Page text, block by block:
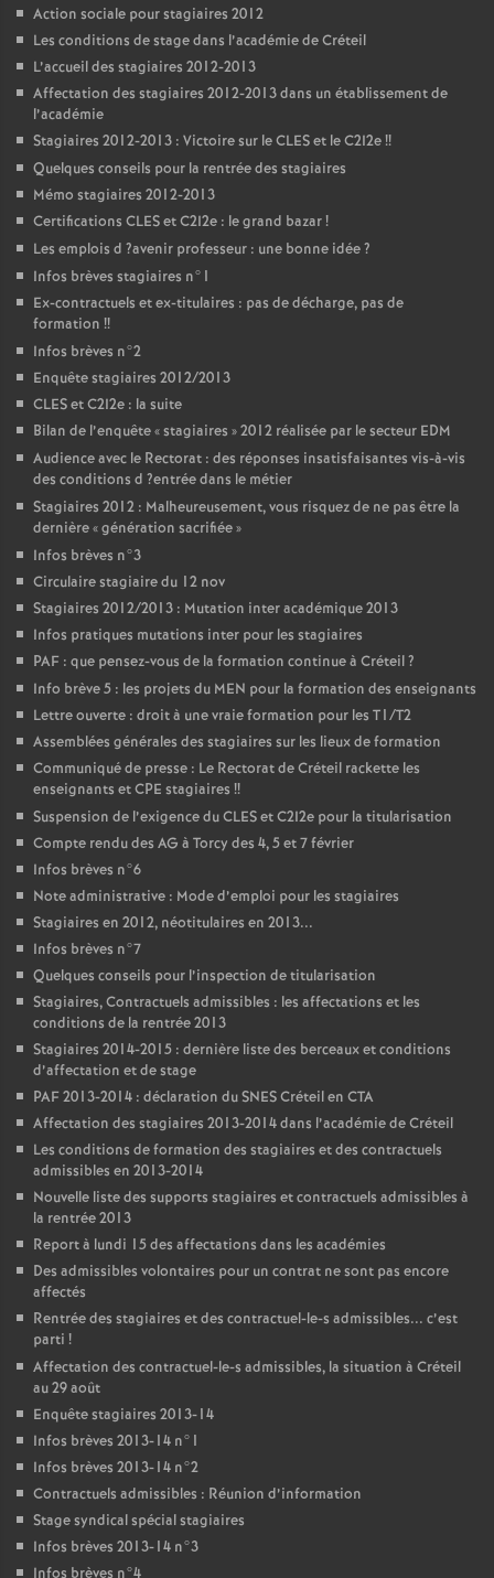
Action sociale pour stagiaires 2012
Les conditions de stage dans l’académie de Créteil
L’accueil des stagiaires 2012-2013
Affectation des stagiaires 2012-2013 dans un établissement de
l’académie
Stagiaires 2012-2013 : Victoire sur leCLESet le C2I2e!!
Quelques conseils pour la rentrée des stagiaires
Mémo stagiaires 2012-2013
Certifications CLESet C2I2e : le grand bazar!
Les emplois d ?avenir professeur : une bonne idée?
Infos brèves stagiaires n°1
Ex-contractuels et ex-titulaires : pas de décharge, pas de
formation !!
Infos brèves n°2
Enquête stagiaires 2012/2013
CLESet C2I2e : la suite
Bilan de l’enquête «stagiaires » 2012 réalisée par le secteur EDM
Audience avec le Rectorat : des réponses insatisfaisantes vis-à-vis
des conditions d ?entrée dans le métier
Stagiaires 2012 : Malheureusement, vous risquez de ne pas être la
dernière «génération sacrifiée»
Infos brèves n°3
Circulaire stagiaire du 12 nov
Stagiaires 2012/2013 : Mutation inter académique 2013
Infos pratiques mutations inter pour les stagiaires
PAF : que pensez-vous de la formation continue à Créteil?
Info brève 5 : les projets du MEN pour la formation des enseignants
Lettre ouverte : droit à une vraie formation pour les T1/T2
Assemblées générales des stagiaires sur les lieux de formation
Communiqué de presse : Le Rectorat de Créteil rackette les
enseignants etCPE stagiaires !!
Suspension de l’exigence duCLESet C2I2e pour la titularisation
Compte rendu des AG à Torcy des 4, 5 et 7 février
Infos brèves n°6
Note administrative : Mode d’emploi pour les stagiaires
Stagiaires en 2012, néotitulaires en 2013...
Infos brèves n°7
Quelques conseils pour l’inspection de titularisation
Stagiaires, Contractuels admissibles : les affectations et les
conditions de la rentrée 2013
Stagiaires 2014-2015 : dernière liste des berceaux et conditions
d’affectation et de stage
PAF2013-2014 : déclaration duSNESCréteil en CTA
Affectation des stagiaires 2013-2014 dans l’académie de Créteil
Les conditions de formation des stagiaires et des contractuels
admissibles en 2013-2014
Nouvelle liste des supports stagiaires et contractuels admissibles à
la rentrée 2013
Report à lundi 15 des affectations dans les académies
Des admissibles volontaires pour un contrat ne sont pas encore
affectés
Rentrée des stagiaires et des contractuel-le-s admissibles... c’est
parti !
Affectation des contractuel-le-s admissibles, la situation à Créteil
au 29 août
Enquête stagiaires 2013-14
Infos brèves 2013-14 n°1
Infos brèves 2013-14 n°2
Contractuels admissibles : Réunion d’information
Stage syndical spécial stagiaires
Infos brèves 2013-14 n°3